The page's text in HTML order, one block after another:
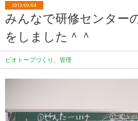
2013/09/04
みんなで研修センター
をしました＾＾
ビオトープづくり、管理